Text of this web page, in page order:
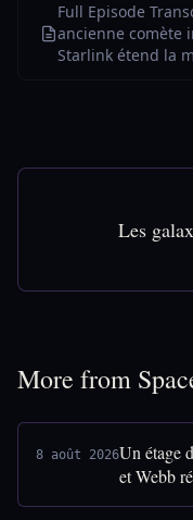
Full Episode
ancienne comète
Starlink étend la
Les
More from
8 août 2026Un étage
et Webb